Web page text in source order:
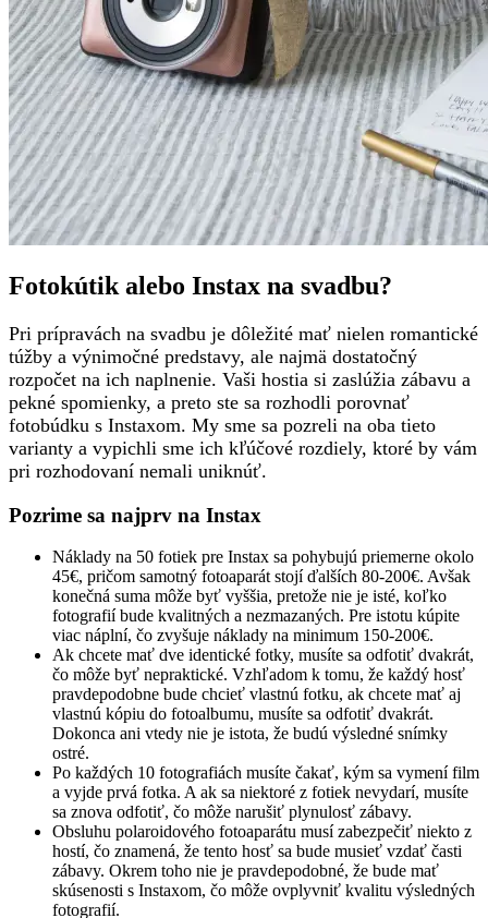
Fotokútik alebo Instax na svadbu?
Pri prípravách na svadbu je dôležité mať nielen romantické
túžby a výnimočné predstavy, ale najmä dostatočný
rozpočet na ich naplnenie. Vaši hostia si zaslúžia zábavu a
pekné spomienky, a preto ste sa rozhodli porovnať
fotobúdku s Instaxom. My sme sa pozreli na oba tieto
varianty a vypichli sme ich kľúčové rozdiely, ktoré by vám
pri rozhodovaní nemali uniknúť.
Pozrime sa najprv na Instax
Náklady na 50 fotiek pre Instax sa pohybujú priemerne okolo
45€, pričom samotný fotoaparát stojí ďalších 80-200€. Avšak
konečná suma môže byť vyššia, pretože nie je isté, koľko
fotografií bude kvalitných a nezmazaných. Pre istotu kúpite
viac náplní, čo zvyšuje náklady na minimum 150-200€.
Ak chcete mať dve identické fotky, musíte sa odfotiť dvakrát,
čo môže byť nepraktické. Vzhľadom k tomu, že každý hosť
pravdepodobne bude chcieť vlastnú fotku, ak chcete mať aj
vlastnú kópiu do fotoalbumu, musíte sa odfotiť dvakrát.
Dokonca ani vtedy nie je istota, že budú výsledné snímky
ostré.
Po každých 10 fotografiách musíte čakať, kým sa vymení film
a vyjde prvá fotka. A ak sa niektoré z fotiek nevydarí, musíte
sa znova odfotiť, čo môže narušiť plynulosť zábavy.
Obsluhu polaroidového fotoaparátu musí zabezpečiť niekto z
hostí, čo znamená, že tento hosť sa bude musieť vzdať časti
zábavy. Okrem toho nie je pravdepodobné, že bude mať
skúsenosti s Instaxom, čo môže ovplyvniť kvalitu výsledných
fotografií.